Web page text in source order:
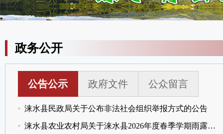
政务公开
公告公示 政府文件 公众留言
涞水县民政局关于公布非法社会组织举报方式的公告
涞水县农业农村局关于涞水县2026年度春季学期雨露计划职业教育补助人员名单的公示